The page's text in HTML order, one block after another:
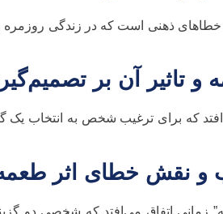
ذهنی است که در زندگی روزمره
تاثیر آن بر
که برای ترغیب شخص به انتخاب یک
و نقش خطای اثر